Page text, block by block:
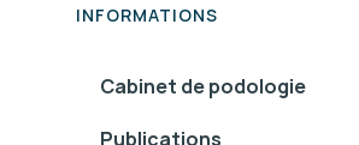
INFORMATIONS
Cabinet de podologie
Publications